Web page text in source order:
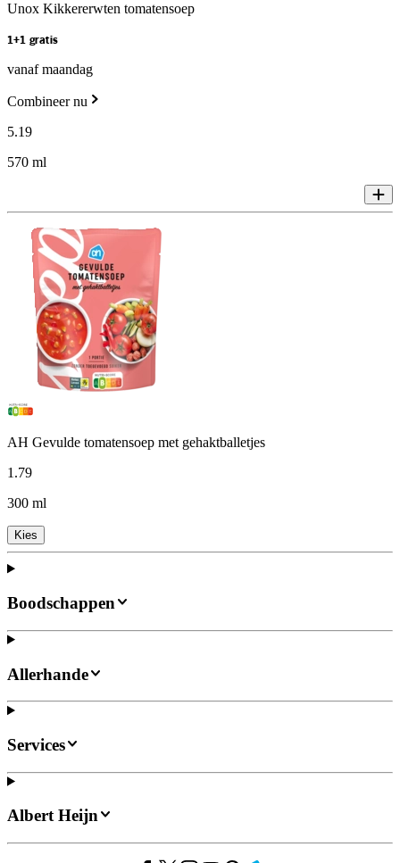
Unox Kikkererwten tomatensoep
1+1 gratis
vanaf maandag
Combineer nu
5.19
570 ml
AH Gevulde tomatensoep met gehaktballetjes
1.79
300 ml
Kies
Boodschappen
Allerhande
Services
Albert Heijn